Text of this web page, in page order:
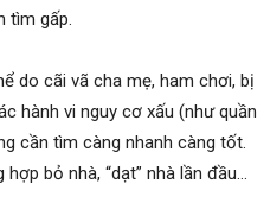
tìm gấp.
do cãi vã cha mẹ, ham chơi, bị
hành vi nguy cơ xấu (như quần
cần tìm càng nhanh càng tốt.
bỏ nhà, “dạt” nhà lần đầu…